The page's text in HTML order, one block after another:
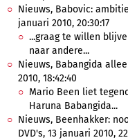
Nieuws, Babovic:
januari 2010, 20:30:17
...graag te willen
naar andere...
Nieuws, Babangida
2010, 18:42:40
Mario Been liet
Haruna Babangida...
Nieuws, Beenhakker:
DVD's, 13 januari 2010,